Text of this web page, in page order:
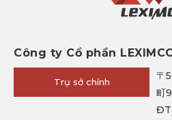
Công ty Cổ phần
Trụ sở chính
〒
町